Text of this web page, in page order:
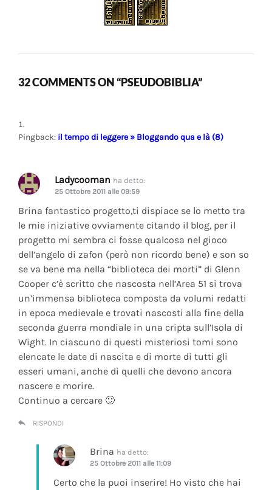
32 COMMENTS ON “PSEUDOBIBLIA”
Pingback: il tempo di leggere » Bloggando qua e là (8)
Ladycooman ha detto:
25 Ottobre 2011 alle 09:59
Brina fantastico progetto,ti dispiace se lo metto tra
le mie iniziative ovviamente citando il blog, per il
progetto mi sembra ci fosse qualcosa nel gioco
dell’angelo di zafon (però non ricordo bene) e son so
se va bene ma nella “biblioteca dei morti” di Glenn
Cooper c’è scritto che nascosta nell’Area 51 si trova
un’immensa biblioteca composta da volumi redatti
in epoca medievale e trovati nascosti alla fine della
seconda guerra mondiale in una cripta sull’Isola di
Wight. In ciascuno di questi misteriosi tomi sono
elencate le date di nascita e di morte di tutti gli
esseri umani, anche di quelli che devono ancora
nascere e morire.
Continuo a cercare 🙂
RISPONDI
Brina ha detto:
25 Ottobre 2011 alle 11:09
Certo che la puoi inserire! Ho visto che hai